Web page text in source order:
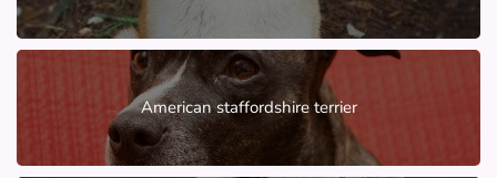
American staffordshire terrier